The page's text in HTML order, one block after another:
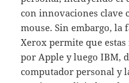
con innovaciones clave
mouse. Sin embargo, la
Xerox permite que estas
por Apple y luego IBM,
computador personal y